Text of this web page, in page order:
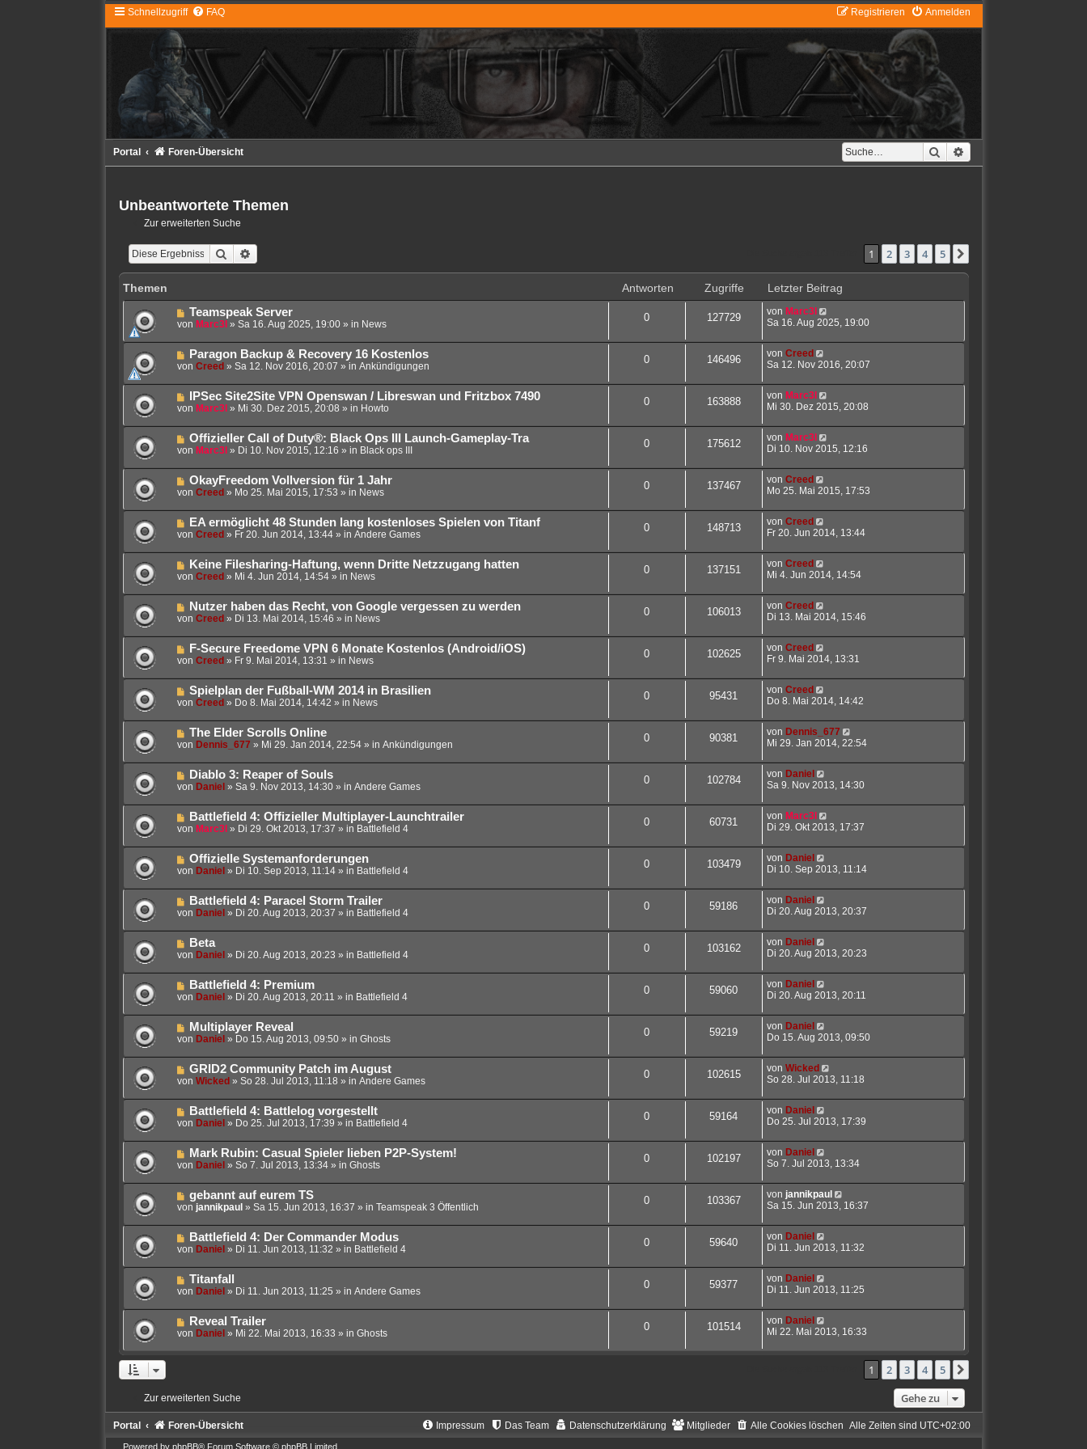
Schnellzugriff FAQ Anmelden
Registrieren
Suche
Portal Foren-Übersicht
Unbeantwortete Themen
Zur erweiterten Suche
Suche 1 2 3 4 5
Themen Antworten Zugriffe Letzter Beitrag
N
e
e
B
r
a
g
Teamspeak Server
von Marc3l » Sa 16. Aug 2025, 19:00» in News
0 127729 von Marc3l
Sa 16. Aug 2025, 19:00
N
e
e
B
r
a
g
Paragon Backup & Recovery 16 Kostenlos
von Creed » Sa 12. Nov 2016, 20:07 » in Ankündigungen
0 146496 von Creed
Sa 12. Nov 2016, 20:07
N
e
e
r
B
r
a
g
IPSec Site2Site VPN Openswan / Libreswan und Fritzbox 7490
von Marc3l » Mi 30. Dez 2015, 20:08 » in Howto
0 163888 von Marc3l
Mi 30. Dez 2015, 20:08
N
e
e
r
B
r
a
g
Offizieller Call of Duty®: Black Ops III Launch-Gameplay-Tra
von Marc3l » Di 10. Nov 2015, 12:16 » in Black ops III
0 175612 von Marc3l
Di 10. Nov 2015, 12:16
N
e
e
B
r
a
g
OkayFreedom Vollversion für 1 Jahr
von Creed » Mo 25. Mai 2015, 17:53 » in News
0 137467 von Creed
Mo 25. Mai 2015, 17:53
N
e
e
B
r
a
g
EA ermöglicht 48 Stunden lang kostenloses Spielen von Titanf
von Creed » Fr 20. Jun 2014, 13:44» in Andere Games
0 148713 von Creed
Fr 20. Jun 2014, 13:44
N
e
e
B
r
a
g
Keine Filesharing-Haftung, wenn Dritte Netzzugang hatten
von Creed » Mi 4. Jun 2014, 14:54» in News
0 137151 von Creed
Mi 4. Jun 2014, 14:54
N
e
e
B
r
a
g
Nutzer haben das Recht, von Google vergessen zu werden
von Creed » Di 13. Mai 2014, 15:46 » in News
0 106013 von Creed
Di 13. Mai 2014, 15:46
N
e
e
r
B
r
a
g
F-Secure Freedome VPN 6 Monate Kostenlos (Android/iOS)
von Creed » Fr 9. Mai 2014, 13:31 » in News
0 102625 von Creed
Fr 9. Mai 2014, 13:31
N
e
e
B
r
a
g
Spielplan der Fußball-WM 2014 in Brasilien
von Creed » Do 8. Mai 2014, 14:42 » in News
0 95431 von Creed
Do 8. Mai 2014, 14:42
N
e
e
B
r
a
g
The Elder Scrolls Online
von Dennis_677 » Mi 29. Jan 2014, 22:54» in Ankündigungen
0 90381 von Dennis_677
Mi 29. Jan 2014, 22:54
N
e
e
B
r
a
g
Diablo 3: Reaper of Souls
von Daniel » Sa 9. Nov 2013, 14:30» in Andere Games
0 102784 von Daniel
Sa 9. Nov 2013, 14:30
N
e
e
r
B
r
a
g
Battlefield 4: Offizieller Multiplayer-Launchtrailer
von Marc3l » Di 29. Okt 2013, 17:37 » in Battlefield 4
0 60731 von Marc3l
Di 29. Okt 2013, 17:37
N
e
e
B
r
a
g
Offizielle Systemanforderungen
von Daniel » Di 10. Sep 2013, 11:14» in Battlefield 4
0 103479 von Daniel
Di 10. Sep 2013, 11:14
N
e
e
B
r
a
g
Battlefield 4: Paracel Storm Trailer
von Daniel » Di 20. Aug 2013, 20:37 » in Battlefield 4
0 59186 von Daniel
Di 20. Aug 2013, 20:37
N
e
e
B
r
a
g
Beta
von Daniel » Di 20. Aug 2013, 20:23 » in Battlefield 4
0 103162 von Daniel
Di 20. Aug 2013, 20:23
N
e
e
B
r
a
g
Battlefield 4: Premium
von Daniel » Di 20. Aug 2013, 20:11 » in Battlefield 4
0 59060 von Daniel
Di 20. Aug 2013, 20:11
N
e
e
r
B
r
a
g
Multiplayer Reveal
von Daniel » Do 15. Aug 2013, 09:50» in Ghosts
0 59219 von Daniel
Do 15. Aug 2013, 09:50
N
e
e
B
r
a
g
GRID2 Community Patch im August
von Wicked » So 28. Jul 2013, 11:18 » in Andere Games
0 102615 von Wicked
So 28. Jul 2013, 11:18
N
e
e
B
r
a
g
Battlefield 4: Battlelog vorgestellt
von Daniel » Do 25. Jul 2013, 17:39 » in Battlefield 4
0 59164 von Daniel
Do 25. Jul 2013, 17:39
N
e
e
r
B
r
a
g
Mark Rubin: Casual Spieler lieben P2P-System!
von Daniel » So 7. Jul 2013, 13:34» in Ghosts
0 102197 von Daniel
So 7. Jul 2013, 13:34
N
e
e
B
r
a
g
gebannt auf eurem TS
von jannikpaul » Sa 15. Jun 2013, 16:37 » in Teamspeak 3 Öffentlich
0 103367 von jannikpaul
Sa 15. Jun 2013, 16:37
N
e
e
B
r
a
Battlefield 4: Der Commander Modus
von Daniel » Di 11. Jun 2013, 11:32 » in Battlefield 4
0 59640 von Daniel
Di 11. Jun 2013, 11:32
N
e
e
B
g
Titanfall
von Daniel » Di 11. Jun 2013, 11:25 » in Andere Games
0 59377 von Daniel
Di 11. Jun 2013, 11:25
N
e
e
i
t
r
g
Reveal Trailer
von Daniel » Mi 22. Mai 2013, 16:33 » in Ghosts
0 101514 von Daniel
Mi 22. Mai 2013, 16:33
1 2 3 4 5
Zur erweiterten Suche Gehe zu
Portal Foren-Übersicht Alle Zeiten sind UTC+02:00
Alle Cookies löschen
Mitglieder
Datenschutzerklärung
Das Team
Impressum
Powered by phpBB® Forum Software © phpBB Limited